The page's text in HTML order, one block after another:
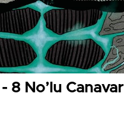
8 No’lu Canavar